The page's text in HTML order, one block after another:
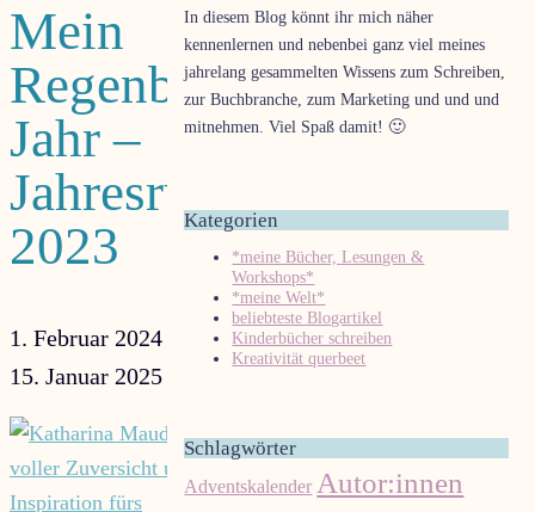
Mein
Regenbogen-
Jahr –
Jahresrückblick
2023
1. Februar 2024
15. Januar 2025
In diesem Blog könnt ihr mich näher
kennenlernen und nebenbei ganz viel meines
jahrelang gesammelten Wissens zum Schreiben,
zur Buchbranche, zum Marketing und und und
mitnehmen. Viel Spaß damit! 🙂
Kategorien
*meine Bücher, Lesungen &
Workshops*
*meine Welt*
beliebteste Blogartikel
Kinderbücher schreiben
Kreativität querbeet
Schlagwörter
Adventskalender Autor:innen